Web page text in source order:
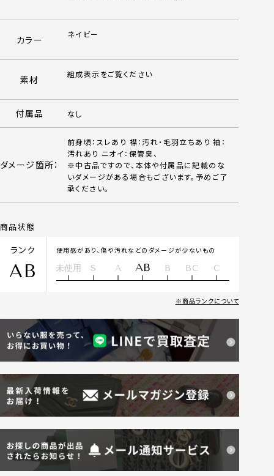
カラー ネイビー
素材 組成表示をご覧ください
付属品 なし
ダメージ箇所：
前身頃：スレあり 襟：汚れ・毛羽立ちあり 袖：
汚れあり ニオイ：保管臭、
※中古品ですので、本体や付属品に記載のな
いダメージがある場合もございます。予めご了
承ください。
商品状態
ランク
AB
使用感があり、傷や汚れなどのダメージが少ないもの
未使用 S A AB B BC C
商品ランクについて